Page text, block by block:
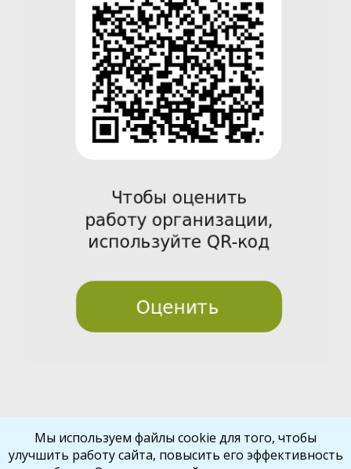
vio
t
Мы используем файлы cookie для того, чтобы
улучшить работу сайта, повысить его эффективность